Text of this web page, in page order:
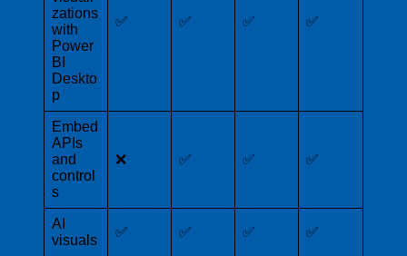
zations
with
Power
BI
Deskto
p
✅ ✅ ✅ ✅
Embed
APIs
and
control
s
❌ ✅ ✅ ✅
AI
visuals
✅ ✅ ✅ ✅